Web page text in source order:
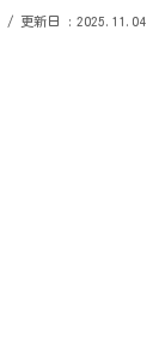
2025.11.04